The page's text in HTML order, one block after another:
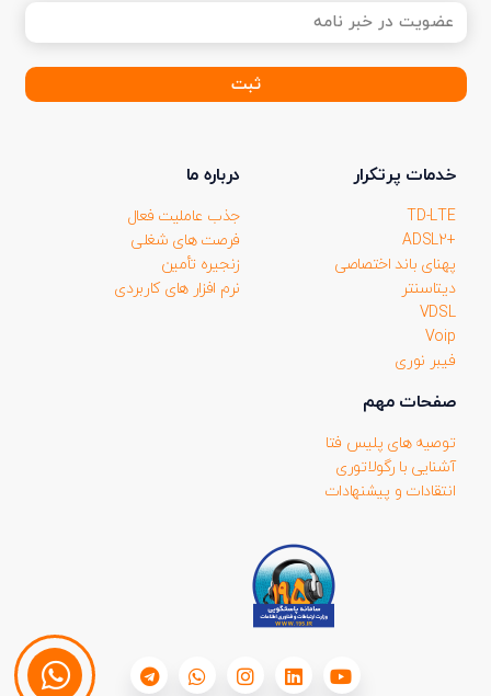
عضویت
در
خبر
نامه
خدمات پرتکرار
TD-LTE
+ADSL2
پهنای باند اختصاصی
دیتاسنتر
VDSL
Voip
فیبر نوری
درباره ما
جذب عاملیت فعال
فرصت های شغلی
زنجیره تأمین
نرم افزار های کاربردی
صفحات مهم
توصیه های پلیس فتا
آشنایی با رگولاتوری
انتقادات و پیشنهادات